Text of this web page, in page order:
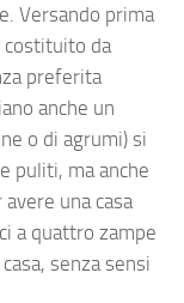
Versando prima
costituito da
preferita
anche un
o di agrumi) si
puliti, ma anche
una casa
a quattro zampe
senza sensi